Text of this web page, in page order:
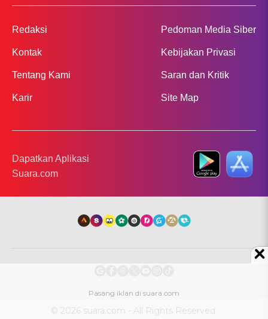
Redaksi
Kontak
Tentang Kami
Karir
Pedoman Media Siber
Kebijakan Privasi
Saran dan Kritik
Site Map
Dapatkan Aplikasi
Suara.com
© 2026 suara.com - All Rights Reserved.